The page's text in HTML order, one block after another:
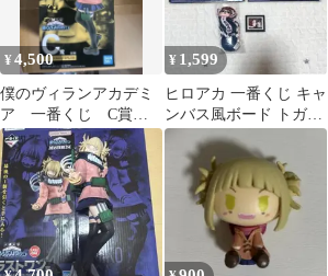
¥4,500
僕のヴィランアカデミ
ア 一番くじ C賞
フィギュア トガヒ
ミコ
¥ 1,599
ヒロアカ 一番くじ キャ
ンバス風ボード トガヒ
ミコ お茶子 ひねくれた
やつら